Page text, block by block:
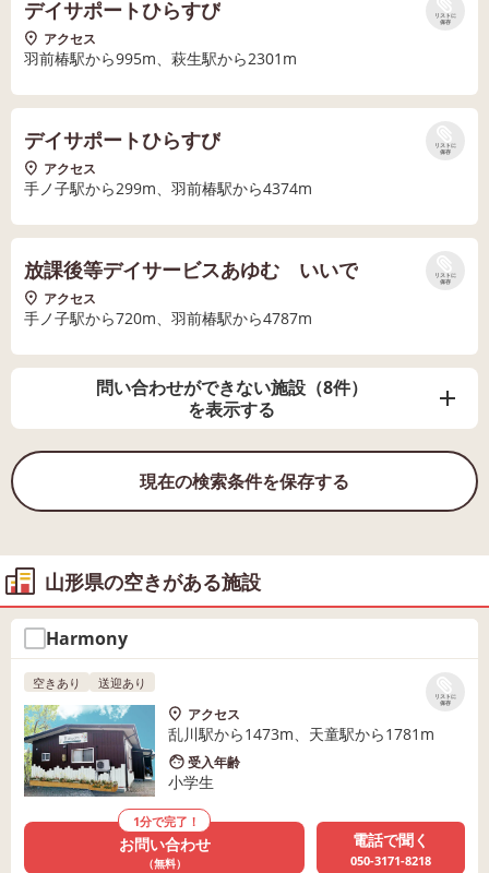
リストに
保存
デイサポートひらすび
アクセス
羽前椿駅から995m、萩生駅から2301m
リストに
保存
デイサポートひらすび
アクセス
手ノ子駅から299m、羽前椿駅から4374m
リストに
保存
放課後等デイサービスあゆむ いいで
アクセス
手ノ子駅から720m、羽前椿駅から4787m
問い合わせができない施設（8件）
を表示する
現在の検索条件を保存する
山形県の空きがある施設
Harmony
リストに
保存
空きあり 送迎あり
アクセス
乱川駅から1473m、天童駅から1781m
受入年齢
小学生
1分で完了！
お問い合わせ
（無料）
電話で聞く
050-3171-8218